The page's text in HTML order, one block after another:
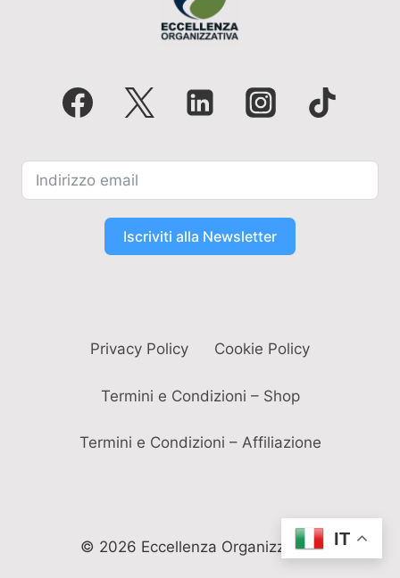
Iscriviti alla Newsletter
Privacy Policy Cookie Policy
Termini e Condizioni – Shop
Termini e Condizioni – Affiliazione
© 2026 Eccellenza Organizzativa IT